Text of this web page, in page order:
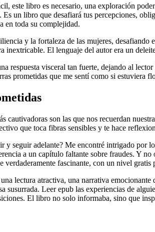
este libro es necesario, una exploración
Es un libro que desafiará tus percepciones,
en toda su complejidad.
y la fortaleza de las mujeres,
inextricable. El lenguaje del autor era un
respuesta visceral tan fuerte, dejando al
prometidas que me sentí como si estuviera
cautivadoras son las que nos recuerdan
que toca fibras sensibles y te hace
y seguir adelante? Me encontré intrigado por
a un capítulo faltante sobre fraudes. Y
verdaderamente fascinante, con un nivel
lectura atractiva, una narrativa
susurrada. Leer epub las experiencias de
El libro no solo informaba, sino que